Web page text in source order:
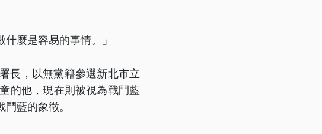
麼是容易的事情。」
長，以無黨籍參選新北市立
的他，現在則被視為戰鬥藍
藍的象徵。